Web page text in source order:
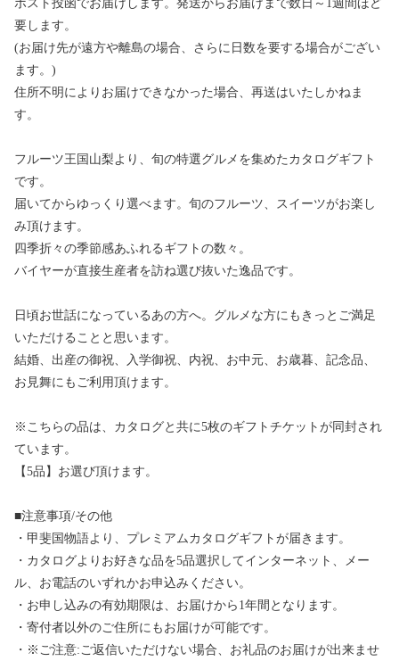
ポスト投函でお届けします。発送からお届けまで数日～1週間ほど
要します。
(お届け先が遠方や離島の場合、さらに日数を要する場合がござい
ます。)
住所不明によりお届けできなかった場合、再送はいたしかねま
す。
フルーツ王国山梨より、旬の特選グルメを集めたカタログギフト
です。
届いてからゆっくり選べます。旬のフルーツ、スイーツがお楽し
み頂けます。
四季折々の季節感あふれるギフトの数々。
バイヤーが直接生産者を訪ね選び抜いた逸品です。
日頃お世話になっているあの方へ。グルメな方にもきっとご満足
いただけることと思います。
結婚、出産の御祝、入学御祝、内祝、お中元、お歳暮、記念品、
お見舞にもご利用頂けます。
※こちらの品は、カタログと共に5枚のギフトチケットが同封され
ています。
【5品】お選び頂けます。
■注意事項/その他
・甲斐国物語より、プレミアムカタログギフトが届きます。
・カタログよりお好きな品を5品選択してインターネット、メー
ル、お電話のいずれかお申込みください。
・お申し込みの有効期限は、お届けから1年間となります。
・寄付者以外のご住所にもお届けが可能です。
・※ご注意:ご返信いただけない場合、お礼品のお届けが出来ませ